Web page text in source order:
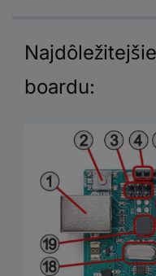
boardu: